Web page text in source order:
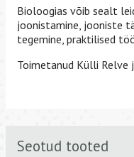
Bioloogias võib sealt
joonistamine, jooniste
tegemine, praktilised
Toimetanud Külli Relve
Seotud tooted